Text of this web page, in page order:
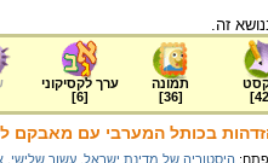
42
]
תמונה
[
36
]
ערך לקסיקוני
[
6
]
בכותל המערבי עם מאבקם לעלייה של
היסטוריה של מדינת ישראל. עשור שלישי